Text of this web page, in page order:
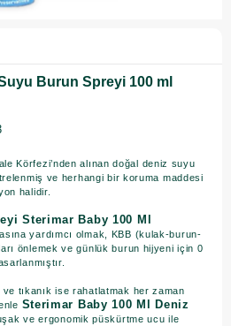
Burun Spreyi 100 ml
Körfezi’nden alınan doğal deniz suyu
ve herhangi bir koruma maddesi
halidir.
Sterimar Baby 100 Ml
yardımcı olmak, KBB (kulak-burun-
önlemek ve günlük burun hijyeni için 0
tıkanık ise rahatlatmak her zaman
Sterimar Baby 100 Ml Deniz
ve ergonomik püskürtme ucu ile